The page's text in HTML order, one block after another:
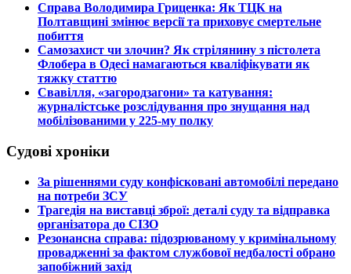
​Справа Володимира Гриценка: Як ТЦК на
Полтавщині змінює версії та приховує смертельне
побиття
​Самозахист чи злочин? Як стрілянину з пістолета
Флобера в Одесі намагаються кваліфікувати як
тяжку статтю
​Свавілля, «загородзагони» та катування:
журналістське розслідування про знущання над
мобілізованими у 225-му полку
Судові хроніки
​За рішеннями суду конфісковані автомобілі передано
на потреби ЗСУ
​Трагедія на виставці зброї: деталі суду та відправка
організатора до СІЗО
​Резонансна справа: підозрюваному у кримінальному
провадженні за фактом службової недбалості обрано
запобіжний захід